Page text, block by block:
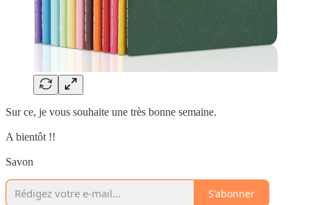
Sur ce, je vous souhaite une très bonne semaine.
A bientôt !!
Savon
S'abonner